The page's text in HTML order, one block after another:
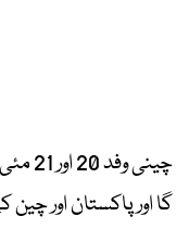
گا اور پاکستان اور